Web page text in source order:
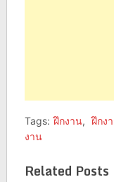
Tags: ฝึกงาน, ฝึกง
งาน
Related Posts